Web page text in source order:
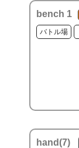
bench 1
バトル場
hand(7)